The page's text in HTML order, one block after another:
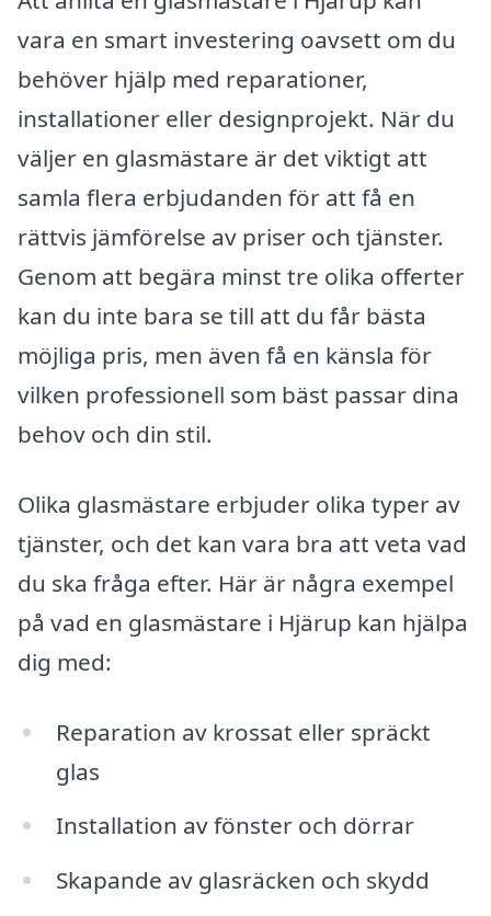
vara en smart investering oavsett om du
behöver hjälp med reparationer,
installationer eller designprojekt. När du
väljer en glasmästare är det viktigt att
samla flera erbjudanden för att få en
rättvis jämförelse av priser och tjänster.
Genom att begära minst tre olika offerter
kan du inte bara se till att du får bästa
möjliga pris, men även få en känsla för
vilken professionell som bäst passar dina
behov och din stil.
Olika glasmästare erbjuder olika typer av
tjänster, och det kan vara bra att veta vad
du ska fråga efter. Här är några exempel
på vad en glasmästare i Hjärup kan hjälpa
dig med:
Reparation av krossat eller spräckt
glas
Installation av fönster och dörrar
Skapande av glasräcken och skydd